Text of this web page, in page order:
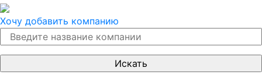
Хочу добавить компанию